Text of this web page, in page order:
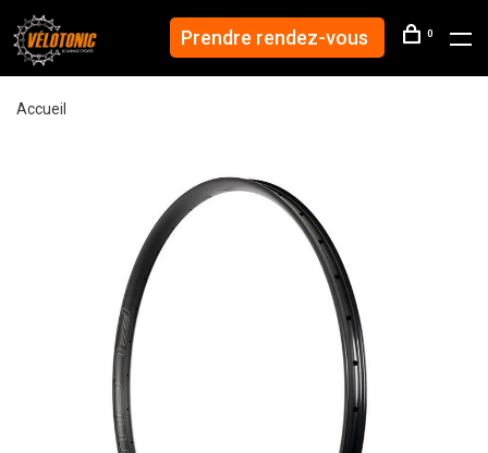
Prendre rendez-vous 0
Accueil